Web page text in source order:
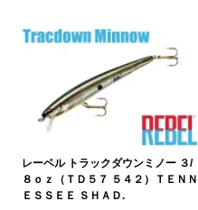
レーベル トラックダウンミノー ３/
８ｏｚ（ＴＤ５７ ５４２）ＴＥＮＮ
ＥＳＳＥＥ ＳＨＡＤ.